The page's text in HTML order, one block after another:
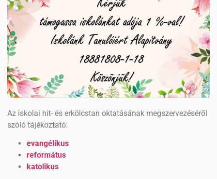
Az iskolai hit- és erkölcstan oktatásának megszervezéséről
szóló tájékoztató:
evangélikus
református
katolikus